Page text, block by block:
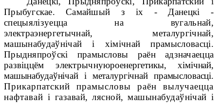
Прыбугскае. Самайшый з іх - Данецкі -
спецыялізуецца на вугальнай,
электраэнергетычнай, металургічнай,
машынабудаўнічай і хімічнай прамысловасці.
Прыдняпроўскі прамысловы раён адзначаецца
развіццём электрычнуюроенергетикы, хімічнай,
машынабудаўнічай і металургічнай прамысловасці.
Прикарпатский прамысловы раён вылучаецца
нафтавай і газавай, лясной, машынабудаўнічай і